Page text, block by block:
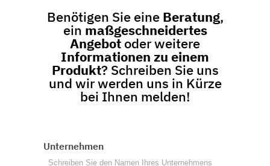
Benötigen Sie eine Beratung,
ein maßgeschneidertes
Angebot oder weitere
Informationen zu einem
Produkt? Schreiben Sie uns
und wir werden uns in Kürze
bei Ihnen melden!
Unternehmen